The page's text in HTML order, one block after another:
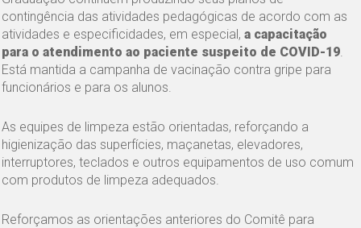
contingência das atividades pedagógicas de acordo com as
atividades e especificidades, em especial,a capacitação
para o atendimento ao paciente suspeito de COVID-19.
Está mantida a campanha de vacinação contra gripe para
funcionários e para os alunos.
As equipes de limpeza estão orientadas, reforçando a
higienização das superfícies, maçanetas, elevadores,
interruptores, teclados e outros equipamentos de uso comum
com produtos de limpeza adequados.
Reforçamos as orientações anteriores do Comitê para